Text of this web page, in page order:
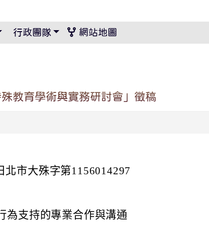
行政團隊 網站地圖
教育學術與實務研討會」徵稿
市大殊字第1156014297
為支持的專業合作與溝通